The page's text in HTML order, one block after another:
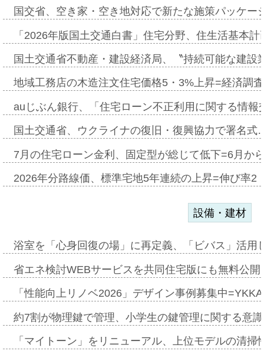
国交省、空き家・空き地対応で新たな施策パッケ
「2026年版国土交通白書」住宅分野、住生活基本
国土交通省不動産・建設経済局、〝持続可能な建
地域工務店の木造注文住宅価格5・3%上昇=経済調
auじぶん銀行、「住宅ローン不正利用に関する情
国土交通省、ウクライナの復旧・復興協力で署名
7月の住宅ローン金利、固定型が総じて低下=6月か
2026年分路線価、標準宅地5年連続の上昇=伸び率
設備・建材
浴室を「心身回復の場」に再定義、「ビバス」活
省エネ検討WEBサービスを共同住宅版にも無料公
「性能向上リノベ2026」デザイン事例募集中
約7割が物理鍵で管理、小学生の鍵管理に関する意
「マイトーン」をリニューアル、上位モデルの清